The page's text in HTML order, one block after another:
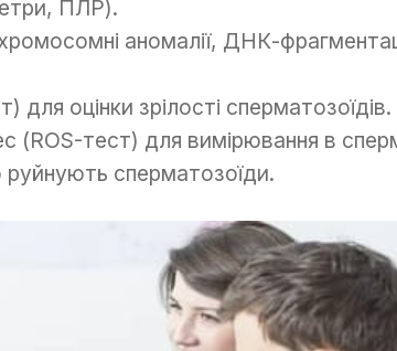
ПЛР).
хромосомні аномалії, ДНК-
для оцінки зрілості сперматозоїдів.
(ROS-тест) для вимірювання в
сперматозоїди.